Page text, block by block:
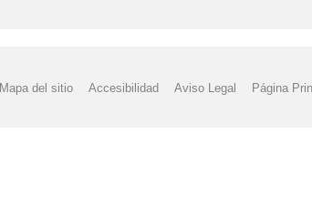
Mapa del sitio Accesibilidad Aviso Legal Página